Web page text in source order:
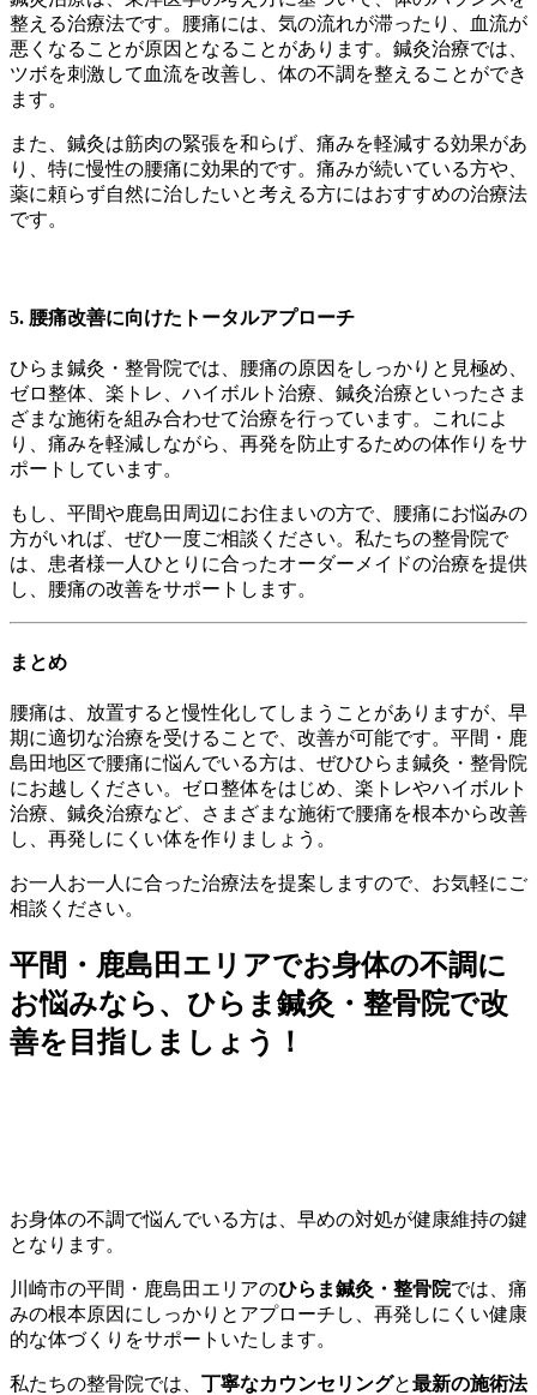
整える治療法です。腰痛には、気の流れが滞ったり、血流が
悪くなることが原因となることがあります。鍼灸治療では、
ツボを刺激して血流を改善し、体の不調を整えることができ
ます。
また、鍼灸は筋肉の緊張を和らげ、痛みを軽減する効果があ
り、特に慢性の腰痛に効果的です。痛みが続いている方や、
薬に頼らず自然に治したいと考える方にはおすすめの治療法
です。
5. 腰痛改善に向けたトータルアプローチ
ひらま鍼灸・整骨院では、腰痛の原因をしっかりと見極め、
ゼロ整体、楽トレ、ハイボルト治療、鍼灸治療といったさま
ざまな施術を組み合わせて治療を行っています。これによ
り、痛みを軽減しながら、再発を防止するための体作りをサ
ポートしています。
もし、平間や鹿島田周辺にお住まいの方で、腰痛にお悩みの
方がいれば、ぜひ一度ご相談ください。私たちの整骨院で
は、患者様一人ひとりに合ったオーダーメイドの治療を提供
し、腰痛の改善をサポートします。
まとめ
腰痛は、放置すると慢性化してしまうことがありますが、早
期に適切な治療を受けることで、改善が可能です。平間・鹿
島田地区で腰痛に悩んでいる方は、ぜひひらま鍼灸・整骨院
にお越しください。ゼロ整体をはじめ、楽トレやハイボルト
治療、鍼灸治療など、さまざまな施術で腰痛を根本から改善
し、再発しにくい体を作りましょう。
お一人お一人に合った治療法を提案しますので、お気軽にご
相談ください。
平間・鹿島田エリアでお身体の不調に
お悩みなら、ひらま鍼灸・整骨院で改
善を目指しましょう！
お身体の不調で悩んでいる方は、早めの対処が健康維持の鍵
となります。
川崎市の平間・鹿島田エリアのひらま鍼灸・整骨院では、痛
みの根本原因にしっかりとアプローチし、再発しにくい健康
的な体づくりをサポートいたします。
私たちの整骨院では、 丁寧なカウンセリングと最新の施術法